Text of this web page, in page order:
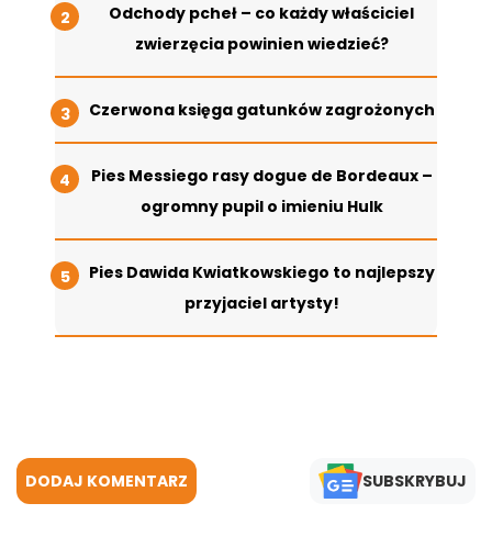
Odchody pcheł – co każdy właściciel
zwierzęcia powinien wiedzieć?
Czerwona księga gatunków zagrożonych
Pies Messiego rasy dogue de Bordeaux –
ogromny pupil o imieniu Hulk
Pies Dawida Kwiatkowskiego to najlepszy
przyjaciel artysty!
DODAJ KOMENTARZ SUBSKRYBUJ